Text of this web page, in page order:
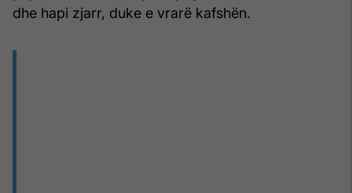
dhe hapi zjarr, duke e vrarë kafshën.